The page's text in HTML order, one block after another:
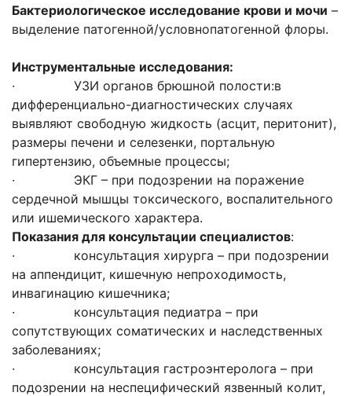
Бактериологическое исследование крови и мочи –
выделение патогенной/условнопатогенной флоры.
Инструментальные исследования:
· УЗИ органов брюшной полости:в
дифференциально-диагностических случаях
выявляют свободную жидкость (асцит, перитонит),
размеры печени и селезенки, портальную
гипертензию, объемные процессы;
· ЭКГ – при подозрении на поражение
сердечной мышцы токсического, воспалительного
или ишемического характера.
Показания для консультации специалистов:
· консультация хирурга – при подозрении
на аппендицит, кишечную непроходимость,
инвагинацию кишечника;
· консультация педиатра – при
сопутствующих соматических и наследственных
заболеваниях;
· консультация гастроэнтеролога – при
подозрении на неспецифический язвенный колит,